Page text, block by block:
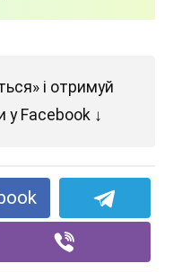
і отримуй
у Facebook ↓